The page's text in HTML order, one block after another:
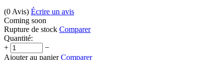
(0 Avis) Écrire un avis
Coming soon
Rupture de stock Comparer
Quantité:
+
−
Ajouter au panier Comparer